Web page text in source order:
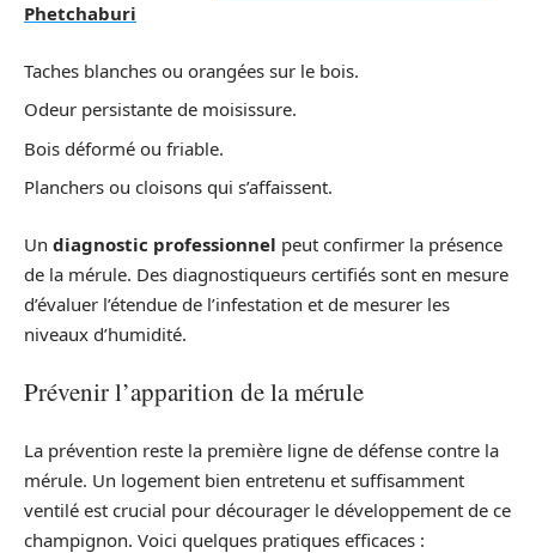
Phetchaburi
Taches blanches ou orangées sur le bois.
Odeur persistante de moisissure.
Bois déformé ou friable.
Planchers ou cloisons qui s’affaissent.
Un diagnostic professionnel peut confirmer la présence
de la mérule. Des diagnostiqueurs certifiés sont en mesure
d’évaluer l’étendue de l’infestation et de mesurer les
niveaux d’humidité.
Prévenir l’apparition de la mérule
La prévention reste la première ligne de défense contre la
mérule. Un logement bien entretenu et suffisamment
ventilé est crucial pour décourager le développement de ce
champignon. Voici quelques pratiques efficaces :